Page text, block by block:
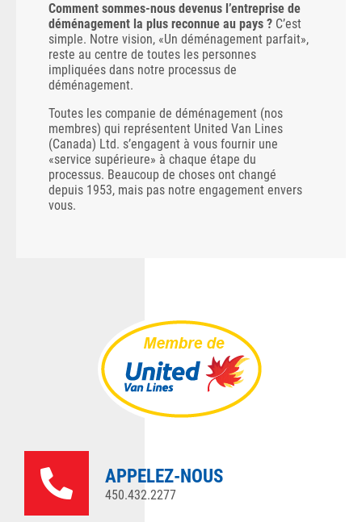
Comment sommes-nous devenus l’entreprise de
déménagement la plus reconnue au pays ? C’est
simple. Notre vision, «Un déménagement parfait»,
reste au centre de toutes les personnes
impliquées dans notre processus de
déménagement.
Toutes les companie de déménagement (nos
membres) qui représentent United Van Lines
(Canada) Ltd. s’engagent à vous fournir une
«service supérieure» ​​à chaque étape du
processus. Beaucoup de choses ont changé
depuis 1953, mais pas notre engagement envers
vous.
APPELEZ-NOUS
450.432.2277